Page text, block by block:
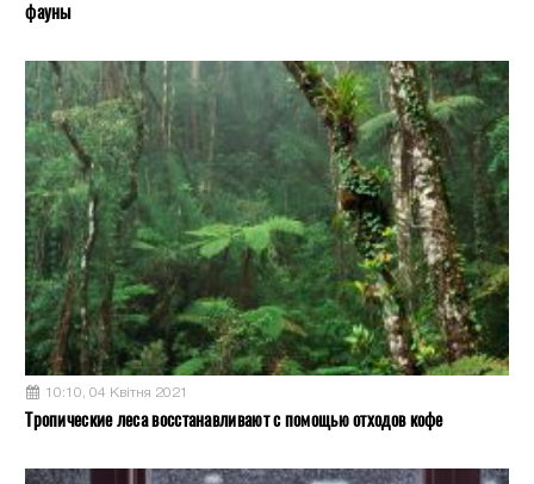
фауны
10:10, 04 Квітня 2021
Тропические леса восстанавливают с помощью отходов кофе